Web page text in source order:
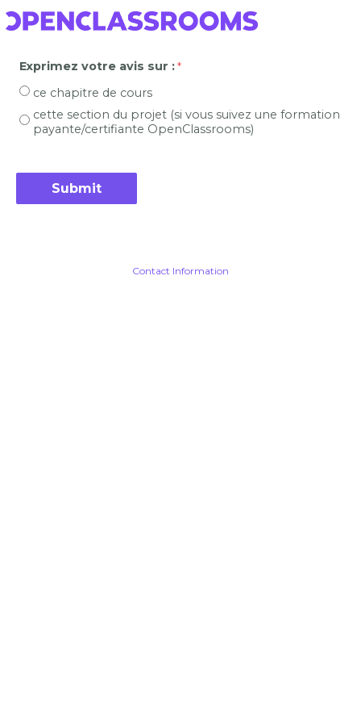
Exprimez votre avis sur :
ce chapitre de cours
cette section du projet (si vous suivez une formation
payante/certifiante OpenClassrooms)
Contact Information